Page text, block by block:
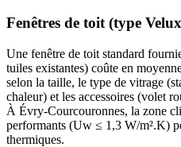
Fenêtres de toit (type
Une fenêtre de toit standard
tuiles existantes) coûte en
selon la taille, le type de vitrage
chaleur) et les accessoires (volet
À Évry-Courcouronnes, la zone
performants (Uw ≤ 1,3 W/m².K)
thermiques.